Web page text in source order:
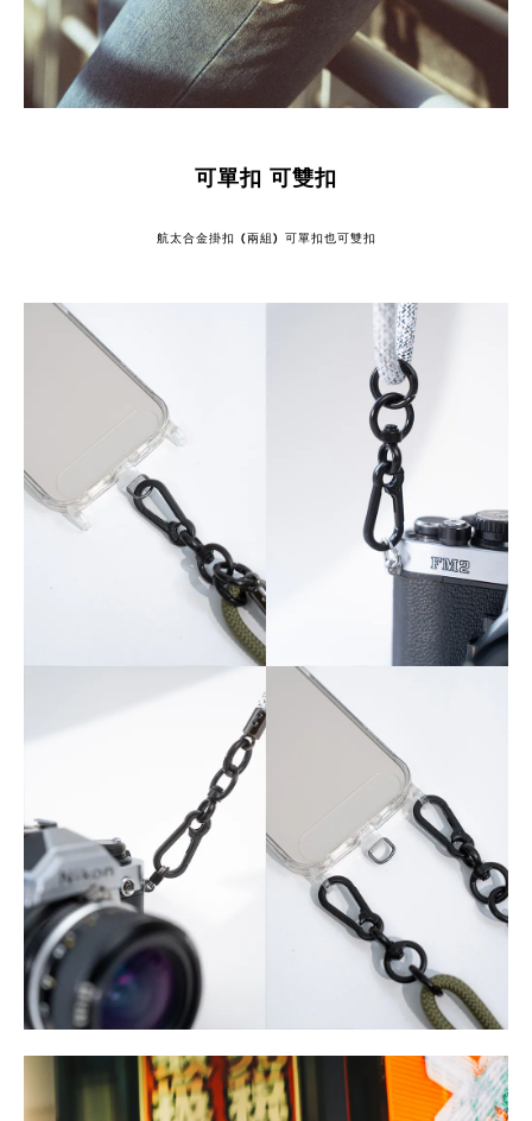
可單扣 可雙扣
航太合金掛扣 (兩組) 可單扣也可雙扣